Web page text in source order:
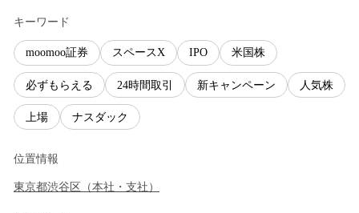
キーワード
moomoo証券 スペースX IPO 米国株
必ずもらえる 24時間取引 新キャンペーン 人気株
上場 ナスダック
位置情報
東京都渋谷区 （本社・支社 ）